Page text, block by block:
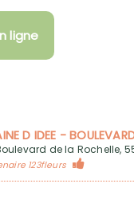
ligne
D IDEE -
de la Rochelle,
123fleurs